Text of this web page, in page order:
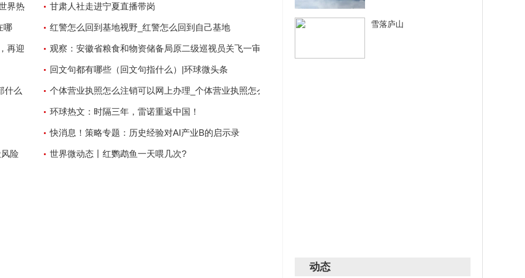
界热 甘肃人社走进宁夏直播带岗
哪 红警怎么回到基地视野_红警怎么回到自己基地
再迎 观察：安徽省粮食和物资储备局原二级巡视员关飞一审获刑
12年
回文句都有哪些（回文句指什么）|环球微头条
什么 个体营业执照怎么注销可以网上办理_个体营业执照怎么注
销可以网上办理么
环球热文：时隔三年，雷诺重返中国！
快消息！策略专题：历史经验对AI产业Β的启示录
险 世界微动态丨红鹦鹉鱼一天喂几次?
雪落庐山
动态